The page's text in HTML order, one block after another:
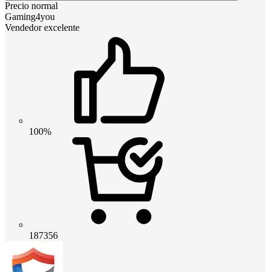
Precio normal
Gaming4you
Vendedor excelente
100%
187356